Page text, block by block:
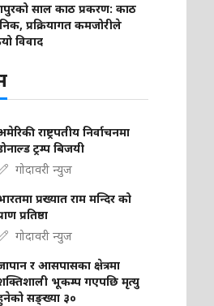
साल काठ प्रकरण: काठ
प्रक्रियागत कमजोरीले
विवाद
राष्ट्रपतीय निर्वाचनमा
ट्रम्प बिजयी
गोदावरी न्युज
प्रख्यात राम मन्दिर को
प्रतिष्ठा
गोदावरी न्युज
र आसपासका क्षेत्रमा
भूकम्प गएपछि मृत्यु
सङ्ख्या ३०